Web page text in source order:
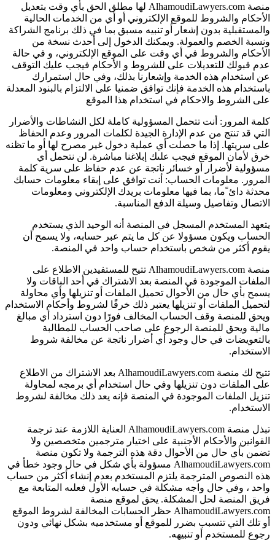
منصة AlhamoudiLawyers.com لها مطلق الحق بأي وقت بتعديل
الأحكام والشروط للموقع الإلكتروني أو أي من الخدمات الحالية
والمستقبلية بدون إشعار أو تنبيه مسبق بما في ذلك برنامج الشراكة
ونسبة الخصم والعمولة. ويمكنك الدخول إلى أحدث نسخة من
الأحكام والشروط في أي وقت على الموقع الإلكتروني، و في حالة
عدم قبولك للتعديلات على للشروط و الأحكام فيجب عليك التوقف
عن استخدام هذه الخدمة وإشعارنا بذلك، وفي حال استمرارك
باستخدام هذه الخدمة فإنك توافق ضمنيا على الالتزام بالبنود المعدلة
على الشروط والاحكام في استخدام هذا الموقع
كلمة المرور: أنت تتحمل المسؤولية كاملة لكل النشاطات والأضرار
التي قد تنتج من عدم الإدارة الجيدة لكلمات المرور وعدم الحفاظ
على سريتها. إذا ما حصلت أي عملية دخول غير مصرح لها أو ما تظنه
خرق لأمان الموقع فيجب علىك إبلاغنا مباشرة. لن نتحمل أي
مسؤولية لأضرار أو خسائر ناتجة عن عدم حفاظ على سرية كلمة
المرور. معلومات الحساب: أنت توافق على إبقاء معلومات حسابك
محدثة دائ ًما، بما فيها معلومات بريدك الإلكتروني ومعلومات
الاتصال وتفاصيل وسيلة الدفع المناسبة.
يتعهد المستخدم المسجل في المنصة أنه الوحيد الذي يستخدم
الحساب ويكون مسؤولا عن كل ما يتم عبر حسابه، ولا يسمح أن
يقوم أكثر من شخص باستخدام حساب واحد في المنصة.
منصة AlhamoudiLawyers.com تتيح للمستفيدين الاطلاع على
الملفات الموجودة في المنصة بعد الاشتراك في أحد الباقات ولا
يسمح بأي حال من الأحوال تحميل الملفات أو تنزيلها وأي محاولة
لتحميل الملفات أو تنزيلها يعتبر ذلك خرقًا لشروط وأحكام الاستخدام
ويحق للمنصة وقف الحساب المخالف فورًا دون استرداد أي مبالغ
مالية ويحق للمنصة الرجوع على صاحب الحساب للمطالبة
بالتعويضات في حال وجود أي أضرار ناتجة عن مخالفة شروط
الاستخدام.
تتيح لك منصة AlhamoudiLawyers.com بعد الاشتراك من الاطلاع
على الملفات دون تنزيلها وفي حال استخدام أي برمجه لمحاولة
تنزيل الملفات الموجودة في المنصة فإنه يعد ذلك مخالفة لشروط
الاستخدام.
تبذل منصة AlhamoudiLawyers.com العناية اللازمة عند ترجمة
القوانين والأحكام الأجنبية على اختيار مترجمين متخصصين ولا
تضمن بأي حال من الأحوال دقة هذه الترجمة ولا تكون منصة
AlhamoudiLawyers.com مسؤولة بأي شكل في حال وجود خطأ في
هذه النصوص المترجمة يلتزم المستخدم بعدم إنشاء أكثر من حساب
واحد ، وفي حال واجه مشكلة في حسابه الأول فعلىه المتابعة مع
فريق المنصة لحل المشكلة. يحق لموقع منصة
AlhamoudiLawyers.com حظر الحسابات المخالفة لشروط الموقع
أو تلك التي تتسبب بضرر للموقع أو مستخدميه بشكل نهائي ودون
رجوع للمستخدم أو تنبيهه.